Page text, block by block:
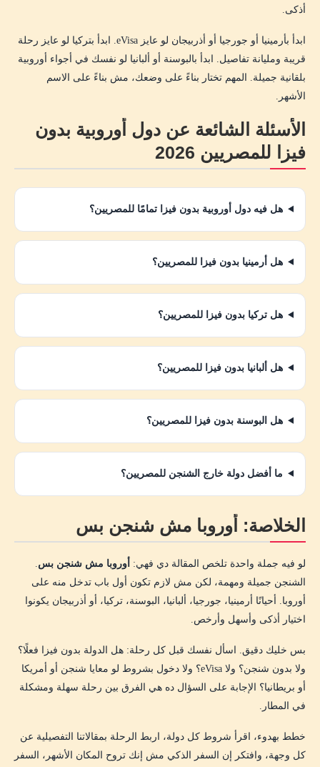
أذكى.
ابدأ بأرمينيا أو جورجيا أو أذربيجان لو عايز eVisa. ابدأ بتركيا لو عايز رحلة
قريبة ومليانة تفاصيل. ابدأ بالبوسنة أو ألبانيا لو نفسك في أجواء أوروبية
بلقانية جميلة. المهم تختار بناءً على وضعك، مش بناءً على الاسم
الأشهر.
الأسئلة الشائعة عن دول أوروبية بدون
فيزا للمصريين 2026
هل فيه دول أوروبية بدون فيزا تمامًا للمصريين؟
هل أرمينيا بدون فيزا للمصريين؟
هل تركيا بدون فيزا للمصريين؟
هل ألبانيا بدون فيزا للمصريين؟
هل البوسنة بدون فيزا للمصريين؟
ما أفضل دولة خارج الشنجن للمصريين؟
الخلاصة: أوروبا مش شنجن بس
لو فيه جملة واحدة تلخص المقالة دي فهي: أوروبا مش شنجن بس
الشنجن جميلة ومهمة، لكن مش لازم تكون أول باب تدخل منه على
أوروبا. أحيانًا أرمينيا، جورجيا، ألبانيا، البوسنة، تركيا، أو أذربيجان يكونوا
اختيار أذكى وأسهل وأرخص.
بس خليك دقيق. اسأل نفسك قبل كل رحلة: هل الدولة بدون فيزا فعلًا؟
ولا بدون شنجن؟ ولا eVisa؟ ولا دخول بشروط لو معايا شنجن أو أمريكا
أو بريطانيا؟ الإجابة على السؤال ده هي الفرق بين رحلة سهلة ومشكلة
في المطار.
خطط بهدوء، اقرأ شروط كل دولة، اربط الرحلة بمقالاتنا التفصيلية عن
كل وجهة، وافتكر إن السفر الذكي مش إنك تروح المكان الأشهر، السفر